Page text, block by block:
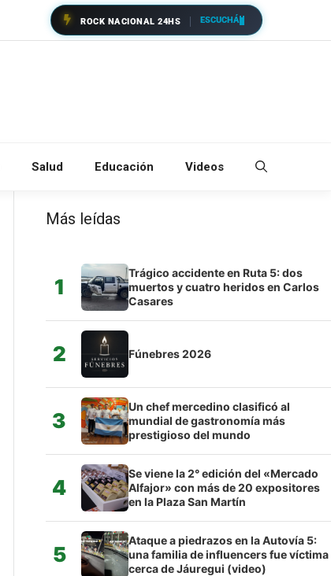
ROCK NACIONAL 24HS ESCUCHÁ
Salud Educación Videos
Más leídas
1
Trágico accidente en Ruta 5: dos
muertos y cuatro heridos en Carlos
Casares
2 Fúnebres 2026
3
Un chef mercedino clasificó al
mundial de gastronomía más
prestigioso del mundo
4
Se viene la 2° edición del «Mercado
Alfajor» con más de 20 expositores
en la Plaza San Martín
5
Ataque a piedrazos en la Autovía 5:
una familia de influencers fue víctima
cerca de Jáuregui (video)